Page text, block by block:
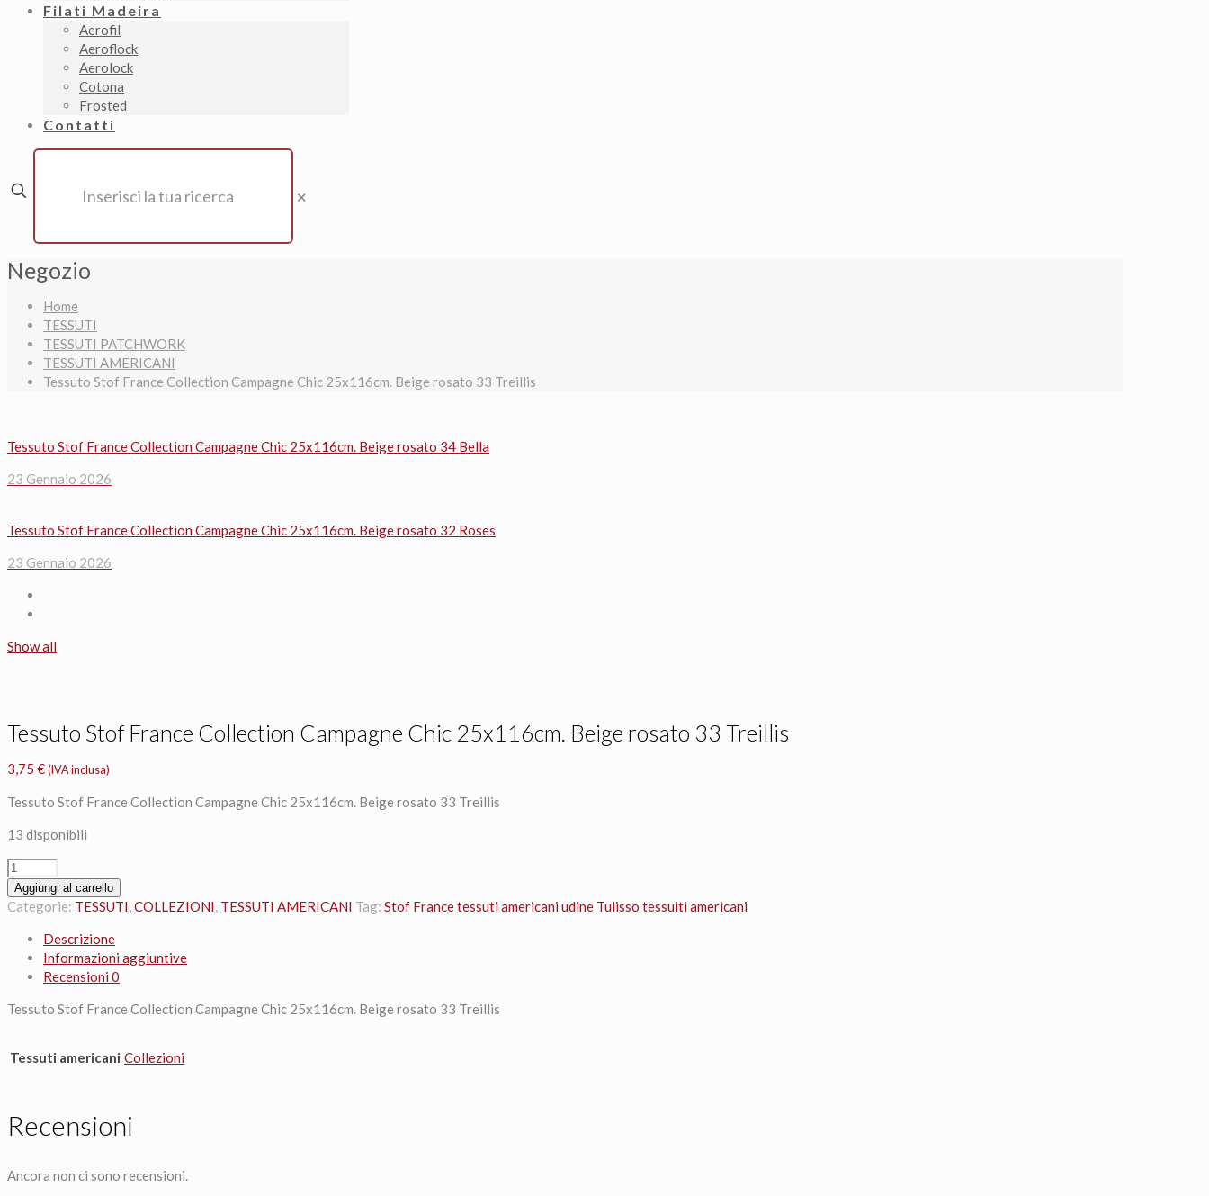
Filati Madeira
Aerofil
Aeroflock
Aerolock
Cotona
Frosted
Contatti
✕
Negozio
Home
TESSUTI
TESSUTI PATCHWORK
TESSUTI AMERICANI
Tessuto Stof France Collection Campagne Chic 25x116cm. Beige rosato 33 Treillis
Tessuto Stof France Collection Campagne Chic 25x116cm. Beige rosato 34 Bella
23 Gennaio 2026
Tessuto Stof France Collection Campagne Chic 25x116cm. Beige rosato 32 Roses
23 Gennaio 2026
Show all
Tessuto Stof France Collection Campagne Chic 25x116cm. Beige rosato 33 Treillis
3,75 € (IVA inclusa)
Tessuto Stof France Collection Campagne Chic 25x116cm. Beige rosato 33 Treillis
13 disponibili
Tessuto
Stof
France
Campagne
Chic
25x116cm.
rosato
Treillis
Aggiungi al carrello
Categorie: TESSUTI,COLLEZIONI, TESSUTI AMERICANI Tag: Stof Francetessuti americani udine Tulisso tessuiti americani
Descrizione
Informazioni aggiuntive
Recensioni 0
Tessuto Stof France Collection Campagne Chic 25x116cm. Beige rosato 33 Treillis
Tessuti americani Collezioni
Recensioni
Ancora non ci sono recensioni.